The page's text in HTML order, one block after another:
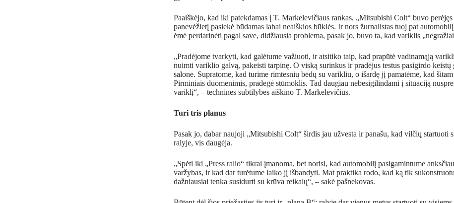
Paaiškėjo, kad iki patekdamas į T. Markelevičiaus rankas, „Mitsubishi Colt“ buvo
panevėžietį pasiekė būdamas labai neaiškios būklės. Ir nors žurnalistas tuoj pat
ėmė perdarinėti pagal save, didžiausia problema, pasak jo, buvo ta, kad variklis
„Pradėjome tvarkyti, kad galėtume važiuoti, ir atsitiko taip, kad prapūtė vadinamąją
nuimti variklio galvą, pakeisti tarpinę. O viską surinkus ir pradėjus testus pasigirdo
salone. Supratome, kad turime rimtesnių bėdų su varikliu, o išardę jį pamatėme, kad
Pirminiais duomenimis, pradegė stūmoklis. Tad daugiau nebesigilindami į situaciją
variklį“, – technines subtilybes aiškino T. Markelevičius.
Turi tris planus
Pasak jo, dabar naujoji „Mitsubishi Colt“ širdis jau užvesta ir panašu, kad vilčių startuoti
ralyje, vis daugėja.
„Spėti iki „Press ralio“ tikrai įmanoma, bet norisi, kad automobilį pasigamintume
varžybas, ir kad dar turėtume laiko jį išbandyti. Mat praktika rodo, kad ką tik
dažniausiai tenka susidurti su krūva reikalų“, – sakė pašnekovas.